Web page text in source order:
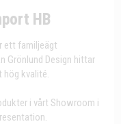
HB
ett familjeägt
Grönlund Design hittar
hög kvalité.
i vårt Showroom i